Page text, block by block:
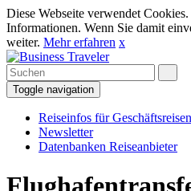
Diese Webseite verwendet
Informationen. Wenn Sie damit
weiter. Mehr erfahren x
Toggle navigation
Reiseinfos für
Newsletter
Datenbanken Reiseanbieter